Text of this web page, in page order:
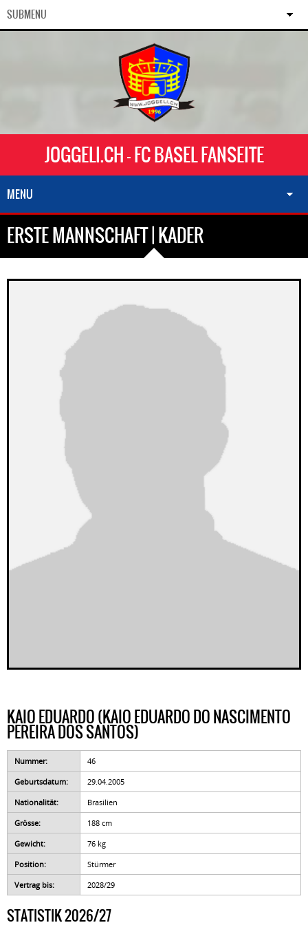
SUBMENU
JOGGELI.CH - FC BASEL FANSEITE
MENU
ERSTE MANNSCHAFT | KADER
KAIO EDUARDO (KAIO EDUARDO DO NASCIMENTO
PEREIRA DOS SANTOS)
Nummer:
46
Geburtsdatum:
29.04.2005
Nationalität:
Brasilien
Grösse:
188 cm
Gewicht:
76 kg
Position:
Stürmer
Vertrag bis:
2028/29
STATISTIK 2026/27